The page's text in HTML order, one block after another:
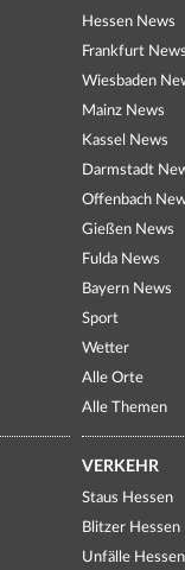
Hessen News
Frankfurt News
Wiesbaden
Mainz News
Kassel News
Darmstadt
Offenbach
Gießen News
Fulda News
Bayern News
Sport
Wetter
Alle Orte
Alle Themen
VERKEHR
Staus Hessen
Blitzer Hessen
Unfälle Hessen